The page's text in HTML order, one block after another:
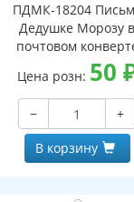
ПДМК-18204
Дедушке Морозу в
почтовом
(конверт, письмо с
и раскраской на
вырубная
Цена розн: 50
−
+
В корзину